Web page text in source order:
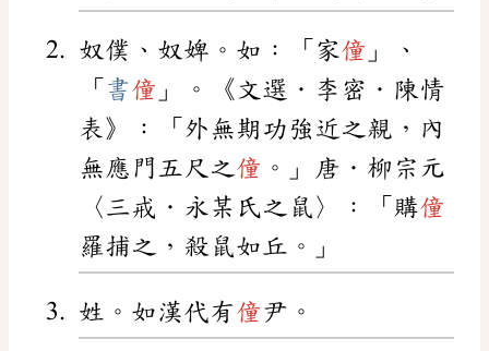
奴僕、奴婢。如：「家僮 」、
「 書僮 」。《文選．李密．陳情
表》：「外無期功強近之親，內
無應門五尺之僮 。」唐．柳宗元
〈三戒．永某氏之鼠〉：「購僮
羅捕之，殺鼠如丘。」
姓。如漢代有僮尹。